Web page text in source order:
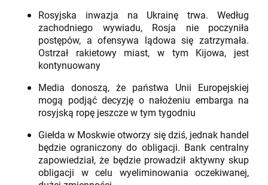
Rosyjska inwazja na Ukrainę trwa. Według
zachodniego wywiadu, Rosja nie poczyniła
postępów, a ofensywa lądowa się zatrzymała.
Ostrzał rakietowy miast, w tym Kijowa, jest
kontynuowany
Media donoszą, że państwa Unii Europejskiej
mogą podjąć decyzję o nałożeniu embarga na
rosyjską ropę jeszcze w tym tygodniu
Giełda w Moskwie otworzy się dziś, jednak handel
będzie ograniczony do obligacji. Bank centralny
zapowiedział, że będzie prowadził aktywny skup
obligacji w celu wyeliminowania oczekiwanej,